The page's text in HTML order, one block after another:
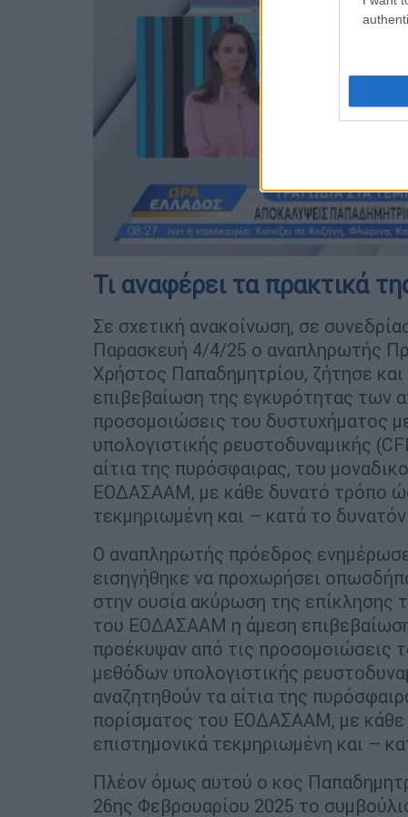
Τι αναφέρει τα πρακτικά
Σε σχετική ανακοίνωση, σε
Παρασκευή 4/4/25 ο αναπληρωτής
Χρήστος Παπαδημητρίου, ζήτησε
επιβεβαίωση της εγκυρότητας των
προσομοιώσεις του δυστυχήματος
υπολογιστικής ρευστοδυναμικής
αίτια της πυρόσφαιρας, του
ΕΟΔΑΣΑΑΜ, με κάθε δυνατό τρόπο
τεκμηριωμένη και – κατά το
Ο αναπληρωτής πρόεδρος
εισηγήθηκε να προχωρήσει
στην ουσία ακύρωση της επίκλησης
του ΕΟΔΑΣΑΑΜ η άμεση
προέκυψαν από τις προσομοιώσεις
μεθόδων υπολογιστικής
αναζητηθούν τα αίτια της
πορίσματος του ΕΟΔΑΣΑΑΜ, με κάθε
επιστημονικά τεκμηριωμένη και –
Πλέον όμως αυτού ο κος
26ης Φεβρουαρίου 2025 το